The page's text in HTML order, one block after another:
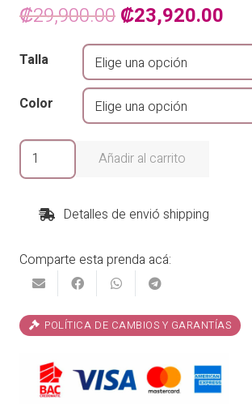
₡29,900.00 El
precio
original
era:
₡29,900.00.
₡23,920.00
Talla
Color
Vestido
No
Vayas
cantidad
Añadir al carrito
Detalles de envió shipping
Comparte esta prenda acá:
POLÍTICA DE CAMBIOS Y GARANTÍAS